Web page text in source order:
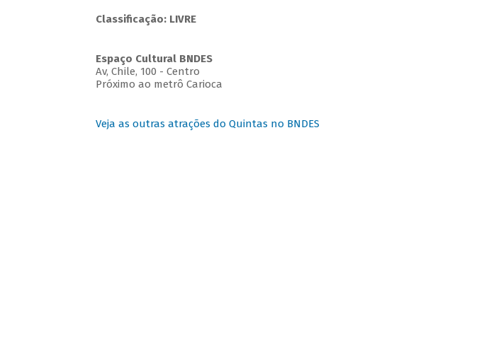
Classificação: LIVRE
Espaço Cultural BNDES
Av, Chile, 100 - Centro
Próximo ao metrô Carioca
Veja as outras atrações do Quintas no BNDES